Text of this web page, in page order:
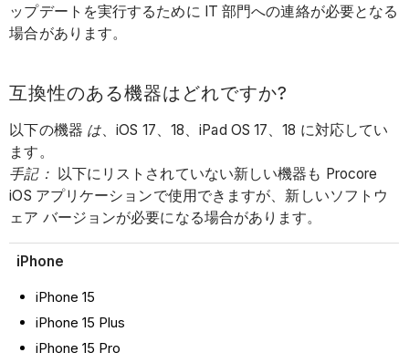
ップデートを実行するために IT 部門への連絡が必要となる
場合があります。
互換性のある機器はどれですか?
以下の機器 は、iOS 17、18、iPad OS 17、18 に対応してい
ます。
手記： 以下にリストされていない新しい機器も Procore
iOS アプリケーションで使用できますが、新しいソフトウ
ェア バージョンが必要になる場合があります。
iPhone
iPhone 15
iPhone 15 Plus
iPhone 15 Pro